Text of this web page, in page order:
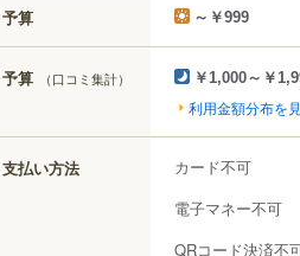
予算 ～￥999
予算 （口コミ集計） ￥1,000～￥
利用金額分布を
支払い方法
カード不可
電子マネー不可
QRコード決済不